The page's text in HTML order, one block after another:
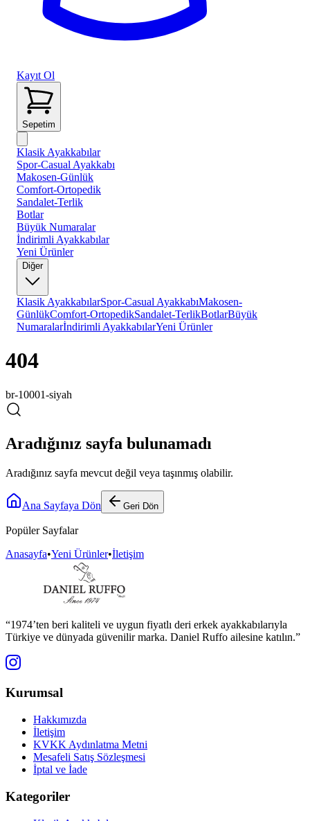
Kayıt Ol
Sepetim
Klasik Ayakkabılar
Spor-Casual Ayakkabı
Makosen-Günlük
Comfort-Ortopedik
Sandalet-Terlik
Botlar
Büyük Numaralar
İndirimli Ayakkabılar
Yeni Ürünler
Diğer
Klasik AyakkabılarSpor-Casual AyakkabıMakosen-
GünlükComfort-OrtopedikSandalet-TerlikBotlarBüyük
Numaralarİndirimli AyakkabılarYeni Ürünler
404
br-10001-siyah
Aradığınız sayfa bulunamadı
Aradığınız sayfa mevcut değil veya taşınmış olabilir.
Ana Sayfaya Dön Geri Dön
Popüler Sayfalar
Anasayfa•Yeni Ürünler•İletişim
“1974’ten beri kaliteli ve uygun fiyatlı deri erkek ayakkabılarıyla
Türkiye ve dünyada güvenilir marka. Daniel Ruffo ailesine katılın.”
Kurumsal
Hakkımızda
İletişim
KVKK Aydınlatma Metni
Mesafeli Satış Sözleşmesi
İptal ve İade
Kategoriler